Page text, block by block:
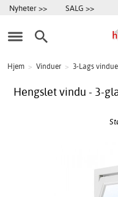
Nyheter >> SALG >>
Hjem > Vinduer > 3-Lags
Hengslet vindu - 3-